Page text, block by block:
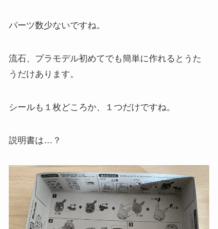
パーツ数少ないですね。
流石、プラモデル初めてでも簡単に作れるとうた
うだけあります。
シールも１枚どころか、１つだけですね。
説明書は…？